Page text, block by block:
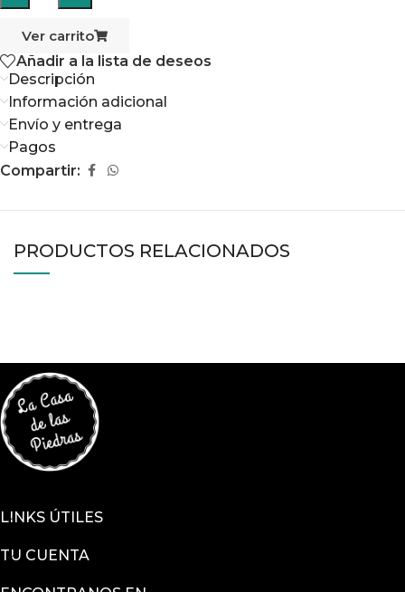
Ver carrito
Añadir a la lista de deseos
Descripción
Información adicional
Envío y entrega
Pagos
Compartir:
PRODUCTOS RELACIONADOS
LINKS ÚTILES
TU CUENTA